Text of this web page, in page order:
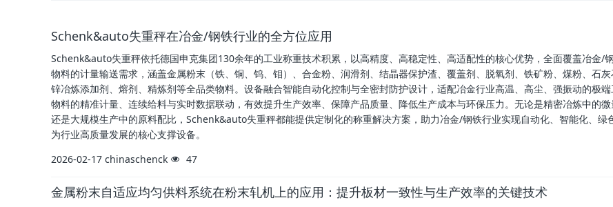
Schenk&auto失重秤在冶金/钢铁行业的全方位应用
Schenk&auto失重秤依托德国申克集团130余年的工业称重技术积累，以高精度、高稳定性、高适配性的核心优势，全面覆盖冶金/
物料的计量输送需求，涵盖金属粉末（铁、铜、钨、钼）、合金粉、润滑剂、结晶器保护渣、覆盖剂、脱氧剂、铁矿粉、煤粉、石
锌冶炼添加剂、熔剂、精炼剂等全品类物料。设备融合智能自动化控制与全密封防护设计，适配冶金行业高温、高尘、强振动的极
物料的精准计量、连续给料与实时数据联动，有效提升生产效率、保障产品质量、降低生产成本与环保压力。无论是精密冶炼中的微
还是大规模生产中的原料配比，Schenk&auto失重秤都能提供定制化的称重解决方案，助力冶金/钢铁行业实现自动化、智能化、绿
为行业高质量发展的核心支撑设备。
2026-02-17 chinaschenck 47
金属粉末自适应均匀供料系统在粉末轧机上的应用：提升板材一致性与生产效率的关键技术